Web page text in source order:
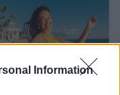
Information